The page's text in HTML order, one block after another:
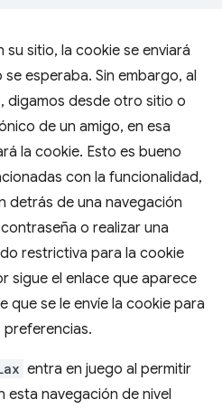
sitio, la cookie se enviará
esperaba. Sin embargo, al
digamos desde otro sitio o
de un amigo, en esa
la cookie. Esto es bueno
con la funcionalidad,
detrás de una navegación
o realizar una
restrictiva para la cookie
sigue el enlace que aparece
que se le envíe la cookie para
preferencias.
entra en juego al permitir
esta navegación de nivel